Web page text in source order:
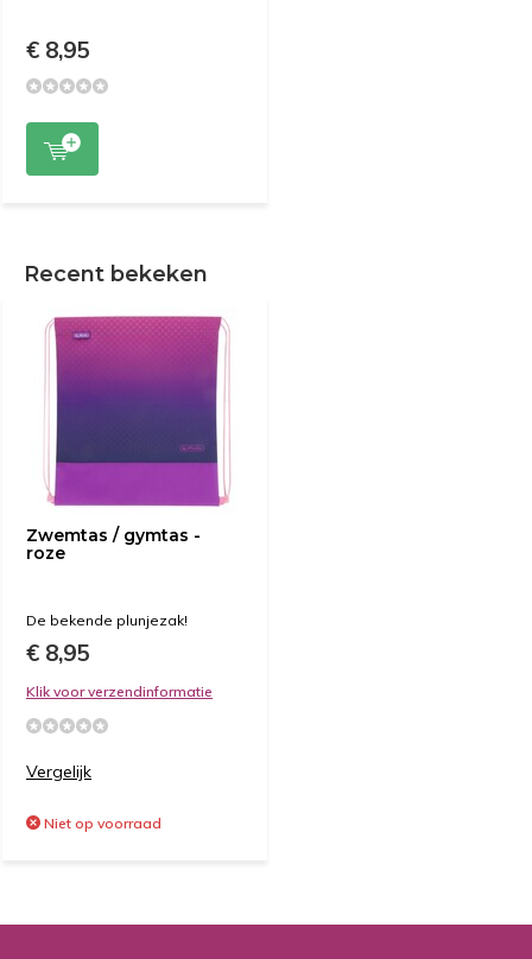
€ 8,95
Recent bekeken
Zwemtas / gymtas -
roze
De bekende plunjezak!
€ 8,95
Klik voor verzendinformatie
Vergelijk
Niet op voorraad